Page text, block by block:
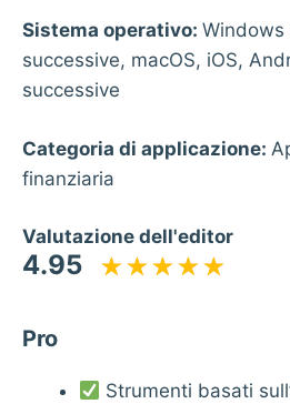
Sistema operativo: Windows
successive, macOS, iOS,
successive
Categoria di applicazione:
finanziaria
Valutazione dell'editor
4.95
Pro
Strumenti basati